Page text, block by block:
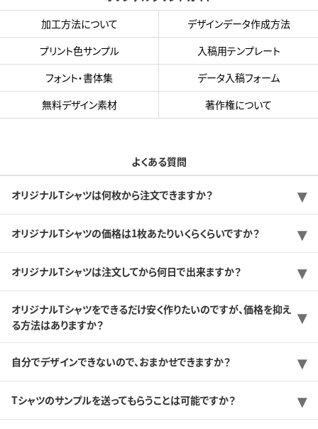
加工方法について
デザインデータ作成方法
プリント色サンプル
入稿用テンプレート
フォント・書体集
データ入稿フォーム
無料デザイン素材
著作権について
よくある質問
オリジナルTシャツは何枚から注文できますか？
オリジナルTシャツの価格は1枚あたりいくらくらいですか？
オリジナルTシャツは注文してから何日で出来ますか？
オリジナルTシャツをできるだけ安く作りたいのですが、価格を抑え
る方法はありますか？
自分でデザインできないので、おまかせできますか？
Tシャツのサンプルを送ってもらうことは可能ですか？